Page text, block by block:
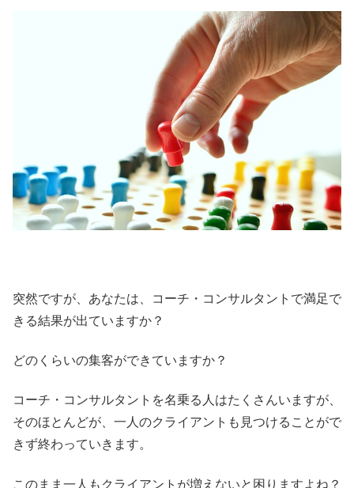
突然ですが、あなたは、コーチ・コンサルタントで満足で
きる結果が出ていますか？
どのくらいの集客ができていますか？
コーチ・コンサルタントを名乗る人はたくさんいますが、
そのほとんどが、一人のクライアントも見つけることがで
きず終わっていきます。
このまま一人もクライアントが増えないと困りますよね？